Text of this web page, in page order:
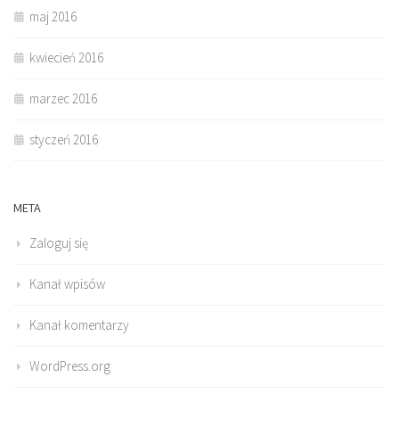
maj 2016
kwiecień 2016
marzec 2016
styczeń 2016
META
Zaloguj się
Kanał wpisów
Kanał komentarzy
WordPress.org